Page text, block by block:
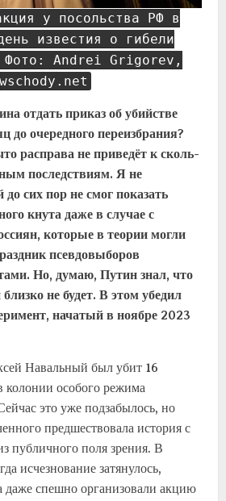
у посольства РФ в
известия о гибели
Фото: Andrei Grigorev,
wschody.net
отдать приказ об убийстве
до очередного переизбрания?
расправа не приведёт к сколь-
последствиям. Я не
сих пор не смог показать
кнута даже в случае с
которые в теории могли
псевдовыборов
Но, думаю, Путин знал, что
не будет. В этом убедил
начатый в ноябре 2023
Навальный был убит 16
колонии особого режима
это уже подзабылось, но
предшествовала история с
публичного поля зрения. В
исчезнование затянулось,
даже спешно организовали акцию